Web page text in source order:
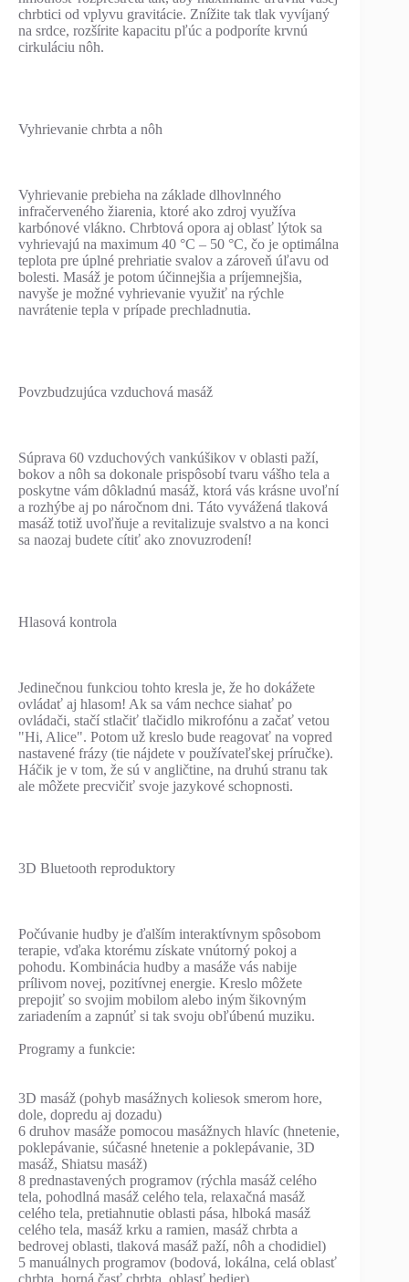
chrbtici od vplyvu gravitácie. Znížite tak tlak vyvíjaný
na srdce, rozšírite kapacitu pľúc a podporíte krvnú
cirkuláciu nôh.
Vyhrievanie chrbta a nôh
Vyhrievanie prebieha na základe dlhovlnného
infračerveného žiarenia, ktoré ako zdroj využíva
karbónové vlákno. Chrbtová opora aj oblasť lýtok sa
vyhrievajú na maximum 40 °C – 50 °C, čo je optimálna
teplota pre úplné prehriatie svalov a zároveň úľavu od
bolesti. Masáž je potom účinnejšia a príjemnejšia,
navyše je možné vyhrievanie využiť na rýchle
navrátenie tepla v prípade prechladnutia.
Povzbudzujúca vzduchová masáž
Súprava 60 vzduchových vankúšikov v oblasti paží,
bokov a nôh sa dokonale prispôsobí tvaru vášho tela a
poskytne vám dôkladnú masáž, ktorá vás krásne uvoľní
a rozhýbe aj po náročnom dni. Táto vyvážená tlaková
masáž totiž uvoľňuje a revitalizuje svalstvo a na konci
sa naozaj budete cítiť ako znovuzrodení!
Hlasová kontrola
Jedinečnou funkciou tohto kresla je, že ho dokážete
ovládať aj hlasom! Ak sa vám nechce siahať po
ovládači, stačí stlačiť tlačidlo mikrofónu a začať vetou
"Hi, Alice". Potom už kreslo bude reagovať na vopred
nastavené frázy (tie nájdete v používateľskej príručke).
Háčik je v tom, že sú v angličtine, na druhú stranu tak
ale môžete precvičiť svoje jazykové schopnosti.
3D Bluetooth reproduktory
Počúvanie hudby je ďalším interaktívnym spôsobom
terapie, vďaka ktorému získate vnútorný pokoj a
pohodu. Kombinácia hudby a masáže vás nabije
prílivom novej, pozitívnej energie. Kreslo môžete
prepojiť so svojim mobilom alebo iným šikovným
zariadením a zapnúť si tak svoju obľúbenú muziku.
Programy a funkcie:
3D masáž (pohyb masážnych koliesok smerom hore,
dole, dopredu aj dozadu)
6 druhov masáže pomocou masážnych hlavíc (hnetenie,
poklepávanie, súčasné hnetenie a poklepávanie, 3D
masáž, Shiatsu masáž)
8 prednastavených programov (rýchla masáž celého
tela, pohodlná masáž celého tela, relaxačná masáž
celého tela, pretiahnutie oblasti pása, hlboká masáž
celého tela, masáž krku a ramien, masáž chrbta a
bedrovej oblasti, tlaková masáž paží, nôh a chodidiel)
5 manuálnych programov (bodová, lokálna, celá oblasť
chrbta, horná časť chrbta, oblasť bedier)